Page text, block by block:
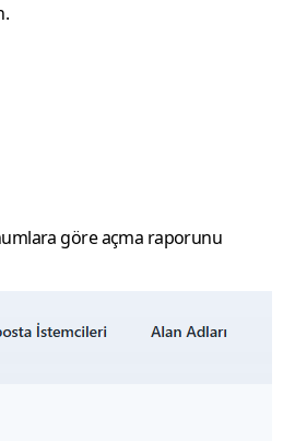
göre açma raporunu